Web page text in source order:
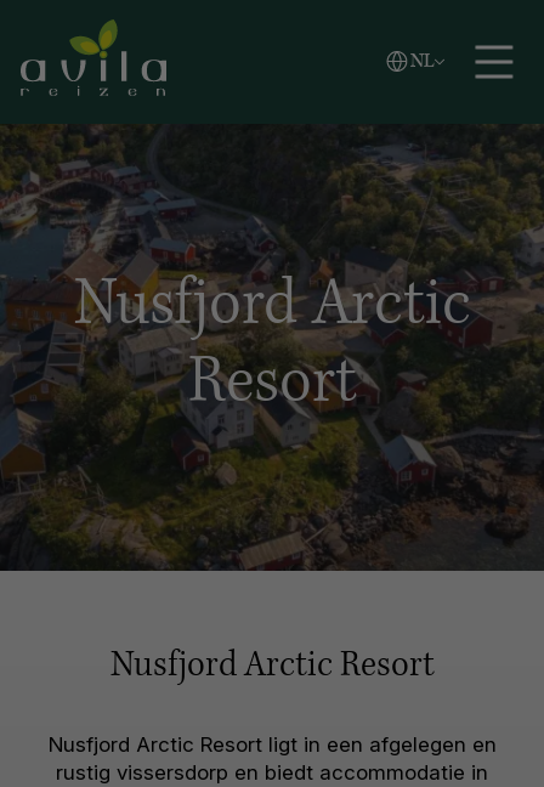
Zoeken
NL
Vlaams
English
Nusfjord Arctic
Resort
Nusfjord Arctic Resort
Nusfjord Arctic Resort ligt in een afgelegen en
rustig vissersdorp en biedt accommodatie in